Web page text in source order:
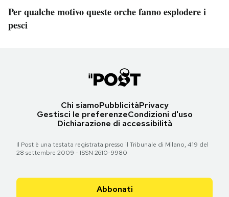
Per qualche motivo queste orche fanno esplodere i
pesci
Chi siamoPubblicitàPrivacy
Gestisci le preferenzeCondizioni d'uso
Dichiarazione di accessibilità
Il Post è una testata registrata presso il Tribunale di Milano, 419 del
28 settembre 2009 - ISSN 2610-9980
Abbonati